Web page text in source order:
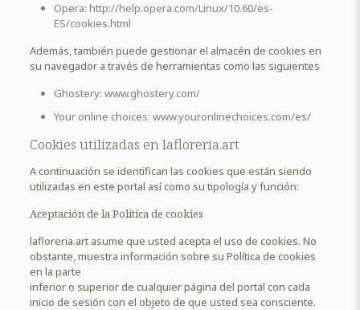
Opera: http://help.opera.com/Linux/10.60/es-
ES/cookies.html
Además, también puede gestionar el almacén de cookies en
su navegador a través de herramientas como las siguientes
Ghostery: www.ghostery.com/
Your online choices: www.youronlinechoices.com/es/
Cookies utilizadas en lafloreria.art
A continuación se identifican las cookies que están siendo
utilizadas en este portal así como su tipología y función:
Aceptación de la Política de cookies
lafloreria.art asume que usted acepta el uso de cookies. No
obstante, muestra información sobre su Política de cookies
en la parte
inferior o superior de cualquier página del portal con cada
inicio de sesión con el objeto de que usted sea consciente.